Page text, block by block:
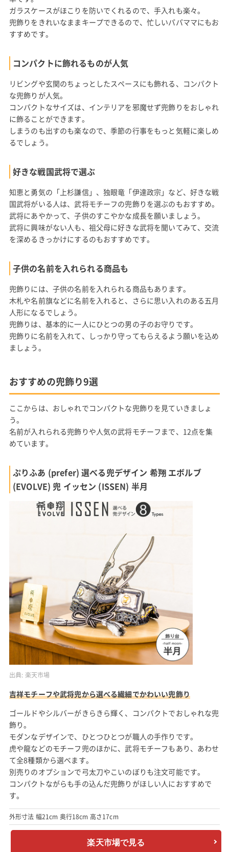
ガラスケースがほこりを防いでくれるので、手入れも楽々。
兜飾りをきれいなままキープできるので、忙しいパパママにもお
すすめです。
コンパクトに飾れるものが人気
リビングや玄関のちょっとしたスペースにも飾れる、コンパクト
な兜飾りが人気。
コンパクトなサイズは、インテリアを邪魔せず兜飾りをおしゃれ
に飾ることができます。
しまうのも出すのも楽なので、季節の行事をもっと気軽に楽しめ
るでしょう。
好きな戦国武将で選ぶ
知恵と勇気の「上杉謙信」、独眼竜「伊達政宗」など、好きな戦
国武将がいる人は、武将モチーフの兜飾りを選ぶのもおすすめ。
武将にあやかって、子供のすこやかな成長を願いましょう。
武将に興味がない人も、祖父母に好きな武将を聞いてみて、交流
を深めるきっかけにするのもおすすめです。
子供の名前を入れられる商品も
兜飾りには、子供の名前を入れられる商品もあります。
木札や名前旗などに名前を入れると、さらに思い入れのある五月
人形になるでしょう。
兜飾りは、基本的に一人にひとつの男の子のお守りです。
兜飾りに名前を入れて、しっかり守ってもらえるよう願いを込め
ましょう。
おすすめの兜飾り9選
ここからは、おしゃれでコンパクトな兜飾りを見ていきましょ
う。
名前が入れられる兜飾りや人気の武将モチーフまで、12点を集
めています。
ぷりふあ (prefer) 選べる兜デザイン 希翔 エボルブ
(EVOLVE) 兜 イッセン (ISSEN) 半月
出典: 楽天市場
吉祥モチーフや武将兜から選べる繊細でかわいい兜飾り
ゴールドやシルバーがきらきら輝く、コンパクトでおしゃれな兜
飾り。
モダンなデザインで、ひとつひとつが職人の手作りです。
虎や龍などのモチーフ兜のほかに、武将モチーフもあり、あわせ
て全8種類から選べます。
別売りのオプションで弓太刀やこいのぼりも注文可能です。
コンパクトながらも手の込んだ兜飾りがほしい人におすすめで
す。
外形寸法 幅21cm 奥行18cm 高さ17cm
楽天市場で見る